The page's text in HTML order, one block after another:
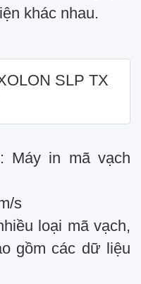
khác nhau.
SLP TX
Máy in mã vạch
s
loại mã vạch,
gồm các dữ liệu